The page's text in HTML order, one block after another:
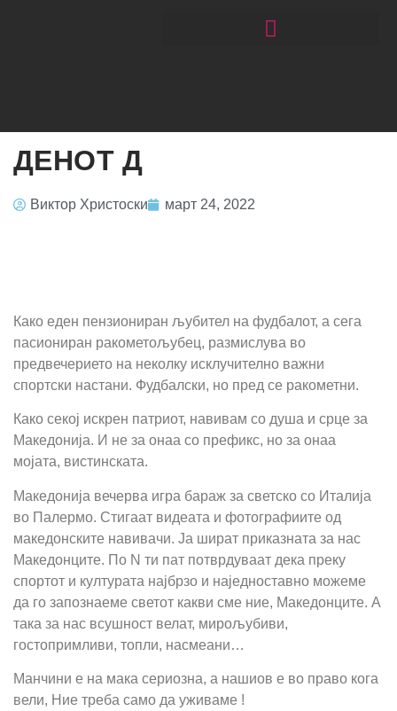
ДЕНОТ Д
Виктор Христоски март 24, 2022
Како еден пензиониран љубител на фудбалот, а сега
пасиониран ракометољубец, размислува во
предвечерието на неколку исклучително важни
спортски настани. Фудбалски, но пред се ракометни.
Како секој искрен патриот, навивам со душа и срце за
Македонија. И не за онаа со префикс, но за онаа
мојата, вистинската.
Македонија вечерва игра бараж за светско со Италија
во Палермо. Стигаат видеата и фотографиите од
македонските навивачи. Ја шират приказната за нас
Македонците. По N ти пат потврдуваат дека преку
спортот и културата најбрзо и наједноставно можеме
да го запознаеме светот какви сме ние, Македонците. А
така за нас всушност велат, мирољубиви,
гостопримливи, топли, насмеани…
Манчини е на мака сериозна, а нашиов е во право кога
вели, Ние треба само да уживаме !